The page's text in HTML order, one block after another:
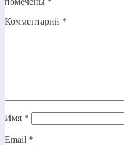
Комментарий *
Имя *
Email *